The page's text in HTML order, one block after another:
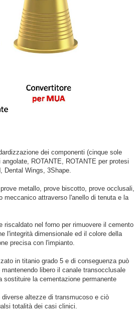
dei componenti (cinque sole
ROTANTE, ROTANTE per protesi
Dental Wings, 3Shape.
rove metallo, prove biscotto, prove occlusali,
meccanico attraverso l'anello di tenuta e la
riscaldato nel forno per rimuovere il cemento
l'integrità dimensionale ed il colore della
precisa con l'impianto.
in titanio grado 5 e di conseguenza può
libero il canale transocclusale
la cementazione permanente
diverse altezze di transmucoso e ciò
totalità dei casi clinici.